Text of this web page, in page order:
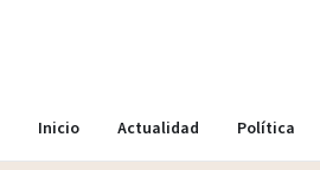
Inicio Actualidad Política